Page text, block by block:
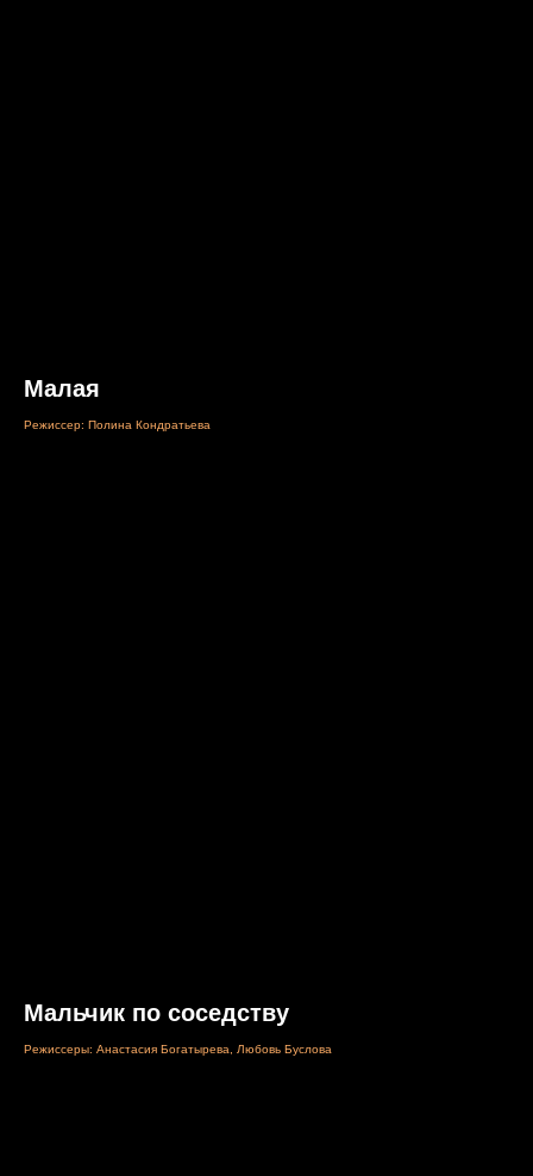
Малая
Режиссер: Полина Кондратьева
Мальчик по соседству
Режиссеры: Анастасия Богатырева, Любовь Буслова